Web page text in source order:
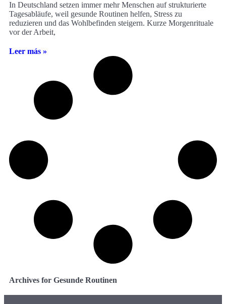
In Deutschland setzen immer mehr Menschen auf strukturierte
Tagesabläufe, weil gesunde Routinen helfen, Stress zu
reduzieren und das Wohlbefinden steigern. Kurze Morgenrituale
vor der Arbeit,
Leer más »
Archives for Gesunde Routinen